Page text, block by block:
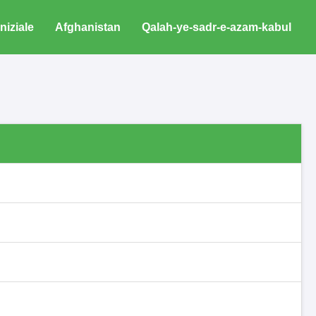
Afghanistan Qalah-ye-sadr-e-azam-kabul